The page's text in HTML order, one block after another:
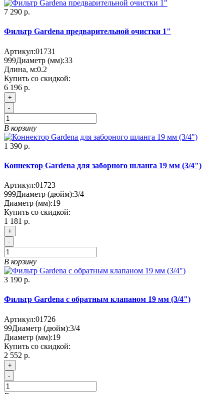
7 290 р.
Фильтр Gardena предварительной очистки 1"
Артикул:01731
999Диаметр (мм):33
Длина, м:0.2
Купить со скидкой:
6 196 р.
+
-
В корзину
1 390 р.
Коннектор Gardena для заборного шланга 19 мм (3/4")
Артикул:01723
999Диаметр (дюйм):3/4
Диаметр (мм):19
Купить со скидкой:
1 181 р.
+
-
В корзину
3 190 р.
Фильтр Gardena с обратным клапаном 19 мм (3/4")
Артикул:01726
99Диаметр (дюйм):3/4
Диаметр (мм):19
Купить со скидкой:
2 552 р.
+
-